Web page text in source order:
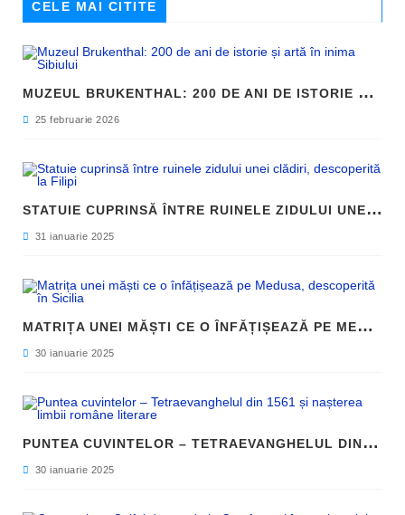
CELE MAI CITITE
M
UZEUL BRUKENTHAL: 200 DE ANI DE ISTORIE ȘI ARTĂ ÎN INIMA SIBIULUI
25 februarie 2026
S
TATUIE CUPRINSĂ ÎNTRE RUINELE ZIDULUI UNEI CLĂDIRI, DESCOPERITĂ LA FILIPI
31 ianuarie 2025
M
ATRIȚA UNEI MĂȘTI CE O ÎNFĂȚIȘEAZĂ PE MEDUSA, DESCOPERITĂ ÎN SICILIA
30 ianuarie 2025
P
UNTEA CUVINTELOR – TETRAEVANGHELUL DIN 1561 ȘI NAȘTEREA LIMBII ROMÂNE LITERARE
30 ianuarie 2025